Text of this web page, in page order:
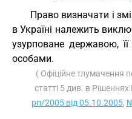
Право визначати і
в Україні належить
узурповане державою,
особами.
( Офіційне тлумачення
статті 5 див. в
рп/2005 від 05.10.2005,